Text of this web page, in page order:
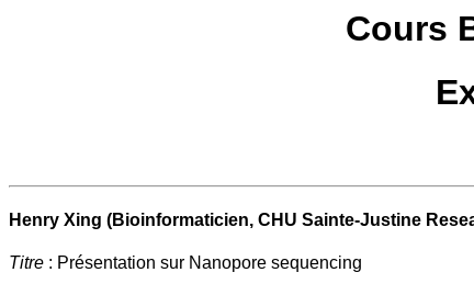
Cours
Henry Xing (Bioinformaticien, CHU Sainte-Justine
Titre : Présentation sur Nanopore sequencing